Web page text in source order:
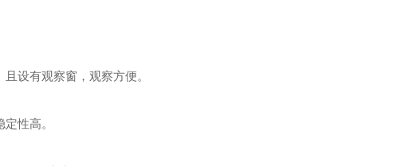
设有观察窗，观察方便。
性高。